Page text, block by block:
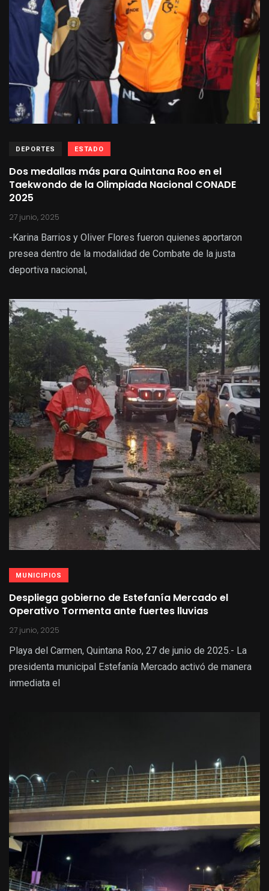
DEPORTES ESTADO
Dos medallas más para Quintana Roo en el
Taekwondo de la Olimpiada Nacional CONADE
2025
27 junio, 2025
-Karina Barrios y Oliver Flores fueron quienes aportaron
presea dentro de la modalidad de Combate de la justa
deportiva nacional,
MUNICIPIOS
Despliega gobierno de Estefanía Mercado el
Operativo Tormenta ante fuertes lluvias
27 junio, 2025
Playa del Carmen, Quintana Roo, 27 de junio de 2025.- La
presidenta municipal Estefanía Mercado activó de manera
inmediata el